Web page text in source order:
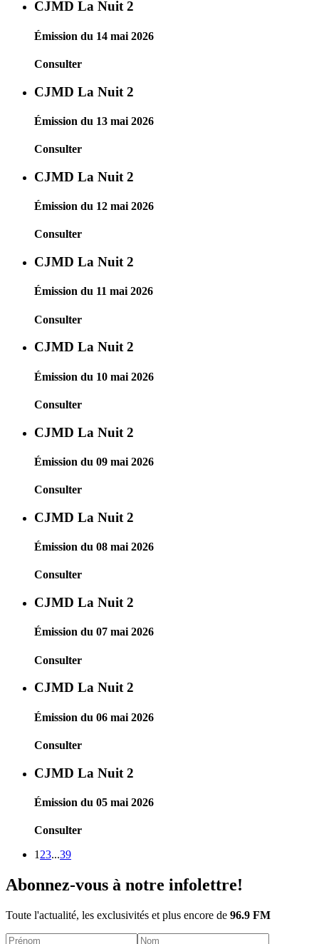
CJMD La Nuit 2
Émission du 14 mai 2026
Consulter
CJMD La Nuit 2
Émission du 13 mai 2026
Consulter
CJMD La Nuit 2
Émission du 12 mai 2026
Consulter
CJMD La Nuit 2
Émission du 11 mai 2026
Consulter
CJMD La Nuit 2
Émission du 10 mai 2026
Consulter
CJMD La Nuit 2
Émission du 09 mai 2026
Consulter
CJMD La Nuit 2
Émission du 08 mai 2026
Consulter
CJMD La Nuit 2
Émission du 07 mai 2026
Consulter
CJMD La Nuit 2
Émission du 06 mai 2026
Consulter
CJMD La Nuit 2
Émission du 05 mai 2026
Consulter
1 23...39
Abonnez-vous à notre infolettre!
Toute l'actualité, les exclusivités et plus encore de 96.9 FM